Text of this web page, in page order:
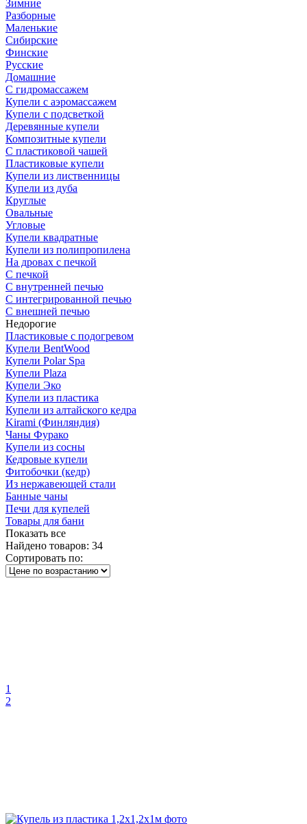
Зимние
Разборные
Маленькие
Сибирские
Финские
Русские
Домашние
С гидромассажем
Купели с аэромассажем
Купели с подсветкой
Деревянные купели
Композитные купели
С пластиковой чашей
Пластиковые купели
Купели из лиственницы
Купели из дуба
Круглые
Овальные
Угловые
Купели квадратные
Купели из полипропилена
На дровах с печкой
С печкой
С внутренней печью
С интегрированной печью
С внешней печью
Недорогие
Пластиковые с подогревом
Купели BentWood
Купели Polar Spa
Купели Plaza
Купели Эко
Купели из пластика
Купели из алтайского кедра
Kirami (Финляндия)
Чаны Фурако
Купели из сосны
Кедровые купели
Фитобочки (кедр)
Из нержавеющей стали
Банные чаны
Печи для купелей
Товары для бани
Показать все
Найдено товаров: 34
Сортировать по:
1
2